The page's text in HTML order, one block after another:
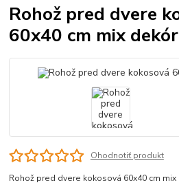
Rohož pred dvere
60x40 cm mix
Ohodnotiť produkt
Rohož pred dvere kokosová 60x40 cm